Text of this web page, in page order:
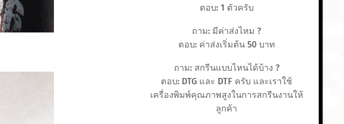
ตอบ: 1 ตัวครับ
ถาม: มีค่าส่งไหม ?
ตอบ: ค่าส่งเริ่มต้น 50 บาท
ถาม: สกรีนแบบไหนได้บ้าง ?
ตอบ: DTG และ DTF ครับ และเราใช้
เครื่องพิมพ์คุณภาพสูงในการสกรีนงานให้
ลูกค้า